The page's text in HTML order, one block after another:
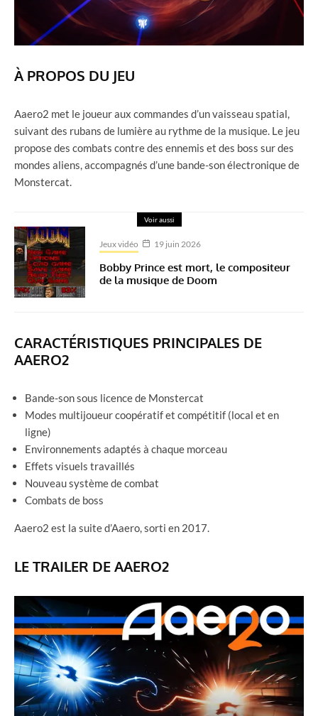
À PROPOS DU JEU
Aaero2 met le joueur aux commandes d’un vaisseau spatial,
suivant des rubans de lumière au rythme de la musique. Le jeu
propose des combats contre des ennemis et des boss sur des
mondes aliens, accompagnés d’une bande-son électronique de
Monstercat.
Voir aussi
Jeux vidéo 19 juin 2026
Bobby Prince est mort, le compositeur
de la musique de Doom
CARACTÉRISTIQUES PRINCIPALES DE
AAERO2
Bande-son sous licence de Monstercat
Modes multijoueur coopératif et compétitif (local et en
ligne)
Environnements adaptés à chaque morceau
Effets visuels travaillés
Nouveau système de combat
Combats de boss
Aaero2 est la suite d’Aaero, sorti en 2017.
LE TRAILER DE AAERO2